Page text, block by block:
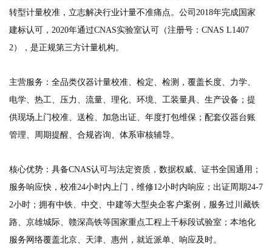
转型计量校准，立志解决行业计量不准痛点。公司2018年完成国家
建标认可，2020年通过CNAS实验室认可（注册号：CNAS L1407
2），是正规第三方计量机构。
主营服务：全品类仪器计量校准、检定、检测，覆盖长度、力学、
电学、热工、压力、流量、理化、环境、工装量具、生产设备；提
供现场上门校准、送检、加急出证、年度打包维保；配套仪器台账
管理、周期提醒、合规咨询、体系审核辅导。
核心优势：具备CNAS认可与法定资质，数据权威、证书全国通用；
服务响应快，校准24小时内上门，维修12小时内响应；出证周期24-7
2小时；拥有中铁、中交、中建等大型央企客户案例，服务过川藏铁
路、京雄城际、赣深高铁等国家重点工程上千标段试验室；本地化
服务网络覆盖北京、天津、惠州，就近派单、响应及时。